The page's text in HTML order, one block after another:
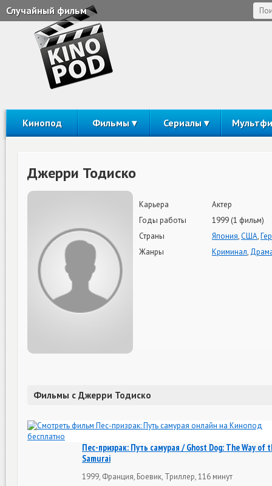
Случайный фильм
Кинопод Фильмы Сериалы
Джерри Тодиско
Карьера
Актер
Годы работы
1999 (1 фильм)
Страны
Япония,США,
Жанры
Криминал,
Фильмы с Джерри Тодиско
Пес-призрак: Путь самурая / Ghost Dog: The Way of
Samurai
1999, Франция, Боевик, Триллер, 116 минут